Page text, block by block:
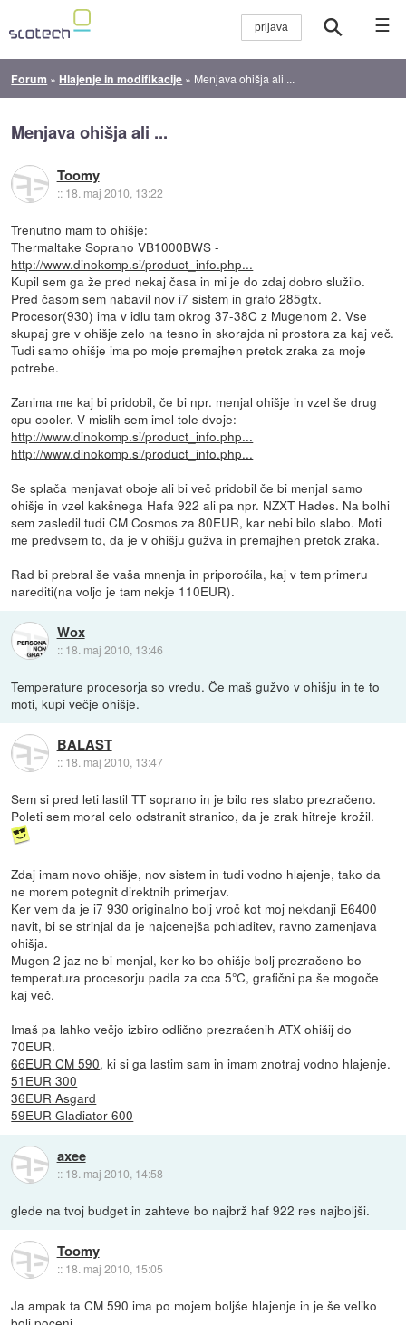
☰
Forum » Hlajenje in modifikacije » Menjava ohišja ali ...
Menjava ohišja ali ...
Toomy
:: 18. maj 2010, 13:22
Trenutno mam to ohišje:
Thermaltake Soprano VB1000BWS -
http://www.dinokomp.si/product_info.php...
Kupil sem ga že pred nekaj časa in mi je do zdaj dobro služilo.
Pred časom sem nabavil nov i7 sistem in grafo 285gtx.
Procesor(930) ima v idlu tam okrog 37-38C z Mugenom 2. Vse
skupaj gre v ohišje zelo na tesno in skorajda ni prostora za kaj več.
Tudi samo ohišje ima po moje premajhen pretok zraka za moje
potrebe.
Zanima me kaj bi pridobil, če bi npr. menjal ohišje in vzel še drug
cpu cooler. V mislih sem imel tole dvoje:
http://www.dinokomp.si/product_info.php...
http://www.dinokomp.si/product_info.php...
Se splača menjavat oboje ali bi več pridobil če bi menjal samo
ohišje in vzel kakšnega Hafa 922 ali pa npr. NZXT Hades. Na bolhi
sem zasledil tudi CM Cosmos za 80EUR, kar nebi bilo slabo. Moti
me predvsem to, da je v ohišju gužva in premajhen pretok zraka.
Rad bi prebral še vaša mnenja in priporočila, kaj v tem primeru
narediti(na voljo je tam nekje 110EUR).
Wox
:: 18. maj 2010, 13:46
Temperature procesorja so vredu. Če maš gužvo v ohišju in te to
moti, kupi večje ohišje.
BALAST
:: 18. maj 2010, 13:47
Sem si pred leti lastil TT soprano in je bilo res slabo prezračeno.
Poleti sem moral celo odstranit stranico, da je zrak hitreje krožil.
Zdaj imam novo ohišje, nov sistem in tudi vodno hlajenje, tako da
ne morem potegnit direktnih primerjav.
Ker vem da je i7 930 originalno bolj vroč kot moj nekdanji E6400
navit, bi se strinjal da je najcenejša pohladitev, ravno zamenjava
ohišja.
Mugen 2 jaz ne bi menjal, ker ko bo ohišje bolj prezračeno bo
temperatura procesorju padla za cca 5°C, grafični pa še mogoče
kaj več.
Imaš pa lahko večjo izbiro odlično prezračenih ATX ohišij do
70EUR.
66EUR CM 590, ki si ga lastim sam in imam znotraj vodno hlajenje.
51EUR 300
36EUR Asgard
59EUR Gladiator 600
axee
:: 18. maj 2010, 14:58
glede na tvoj budget in zahteve bo najbrž haf 922 res najboljši.
Toomy
:: 18. maj 2010, 15:05
Ja ampak ta CM 590 ima po mojem boljše hlajenje in je še veliko